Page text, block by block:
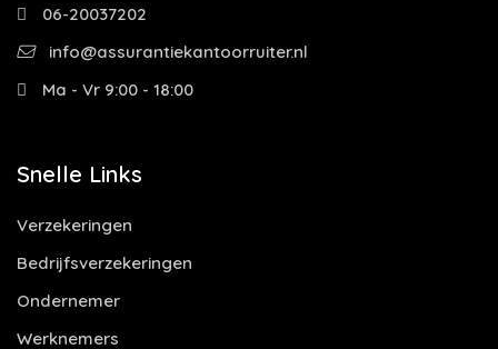
06-20037202
info@assurantiekantoorruiter.nl
Ma - Vr 9:00 - 18:00
Snelle Links
Verzekeringen
Bedrijfsverzekeringen
Ondernemer
Werknemers